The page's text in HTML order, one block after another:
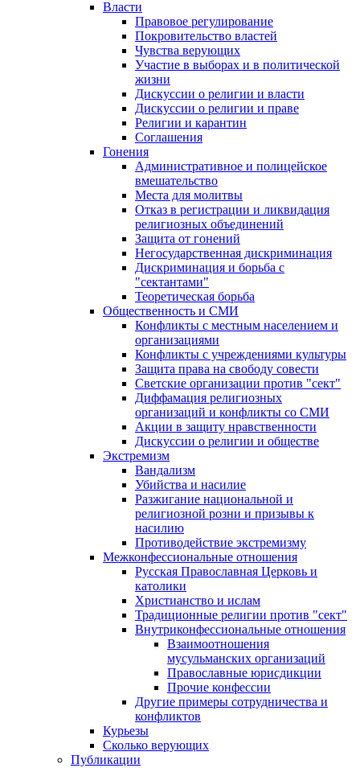
Власти
Правовое регулирование
Покровительство властей
Чувства верующих
Участие в выборах и в политической
жизни
Дискуссии о религии и власти
Дискуссии о религии и праве
Религии и карантин
Соглашения
Гонения
Административное и полицейское
вмешательство
Места для молитвы
Отказ в регистрации и ликвидация
религиозных объединений
Защита от гонений
Негосударственная дискриминация
Дискриминация и борьба с
"сектантами"
Теоретическая борьба
Общественность и СМИ
Конфликты с местным населением и
организациями
Конфликты с учреждениями культуры
Защита права на свободу совести
Светские организации против "сект"
Диффамация религиозных
организаций и конфликты со СМИ
Акции в защиту нравственности
Дискуссии о религии и обществе
Экстремизм
Вандализм
Убийства и насилие
Разжигание национальной и
религиозной розни и призывы к
насилию
Противодействие экстремизму
Межконфессиональные отношения
Русская Православная Церковь и
католики
Христианство и ислам
Традиционные религии против "сект"
Внутриконфессиональные отношения
Взаимоотношения
мусульманских организаций
Православные юрисдикции
Прочие конфессии
Другие примеры сотрудничества и
конфликтов
Курьезы
Сколько верующих
Публикации